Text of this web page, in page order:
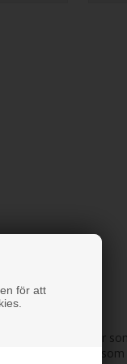
för att
förnybara råvaror
samtidigt